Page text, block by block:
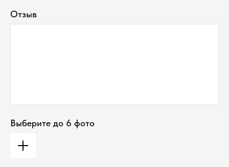
Отзыв
Выберите до 6 фото